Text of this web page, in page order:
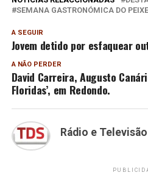
SEMANA GASTRONÓMICA DO
A SEGUIR
Jovem detido por esfaquear
A NÃO PERDER
David Carreira, Augusto
Floridas’, em Redondo.
Rádio e